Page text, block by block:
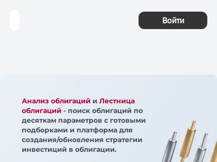
Войти
Анализ облигаций и Лестница
облигаций - поиск облигаций по
десяткам параметров с готовыми
подборками и платформа для
создания/обновления стратегии
инвестиций в облигации.